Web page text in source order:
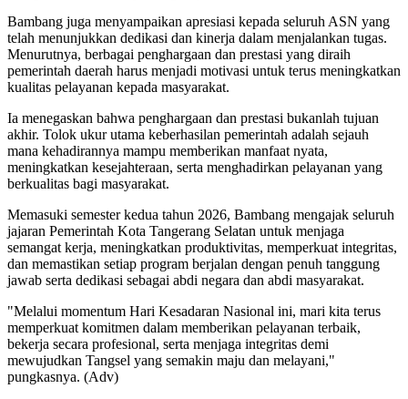
Bambang juga menyampaikan apresiasi kepada seluruh ASN yang
telah menunjukkan dedikasi dan kinerja dalam menjalankan tugas.
Menurutnya, berbagai penghargaan dan prestasi yang diraih
pemerintah daerah harus menjadi motivasi untuk terus meningkatkan
kualitas pelayanan kepada masyarakat.
Ia menegaskan bahwa penghargaan dan prestasi bukanlah tujuan
akhir. Tolok ukur utama keberhasilan pemerintah adalah sejauh
mana kehadirannya mampu memberikan manfaat nyata,
meningkatkan kesejahteraan, serta menghadirkan pelayanan yang
berkualitas bagi masyarakat.
Memasuki semester kedua tahun 2026, Bambang mengajak seluruh
jajaran Pemerintah Kota Tangerang Selatan untuk menjaga
semangat kerja, meningkatkan produktivitas, memperkuat integritas,
dan memastikan setiap program berjalan dengan penuh tanggung
jawab serta dedikasi sebagai abdi negara dan abdi masyarakat.
"Melalui momentum Hari Kesadaran Nasional ini, mari kita terus
memperkuat komitmen dalam memberikan pelayanan terbaik,
bekerja secara profesional, serta menjaga integritas demi
mewujudkan Tangsel yang semakin maju dan melayani,"
pungkasnya. (Adv)